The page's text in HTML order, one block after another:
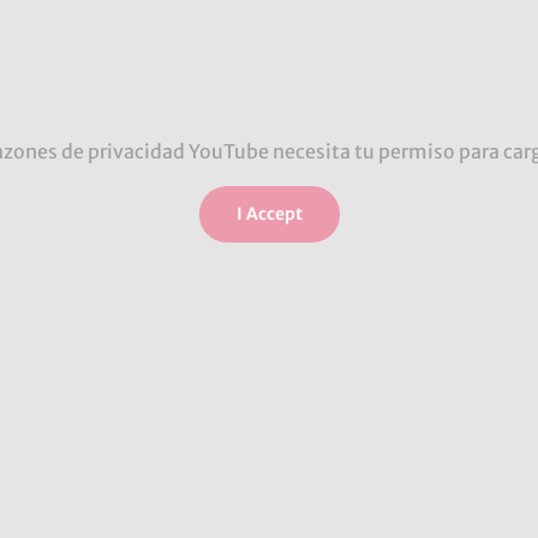
de privacidad YouTube necesita tu permiso para
I Accept